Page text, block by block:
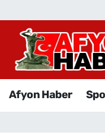
Afyon Haber
Afyon Haber